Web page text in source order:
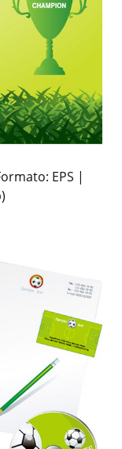
EPS |